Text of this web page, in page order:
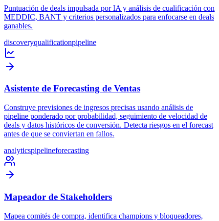
Puntuación de deals impulsada por IA y análisis de cualificación con
MEDDIC, BANT y criterios personalizados para enfocarse en deals
ganables.
discoveryqualificationpipeline
Asistente de Forecasting de Ventas
Construye previsiones de ingresos precisas usando análisis de
pipeline ponderado por probabilidad, seguimiento de velocidad de
deals y datos históricos de conversión. Detecta riesgos en el forecast
antes de que se conviertan en fallos.
analyticspipelineforecasting
Mapeador de Stakeholders
Mapea comités de compra, identifica champions y bloqueadores,